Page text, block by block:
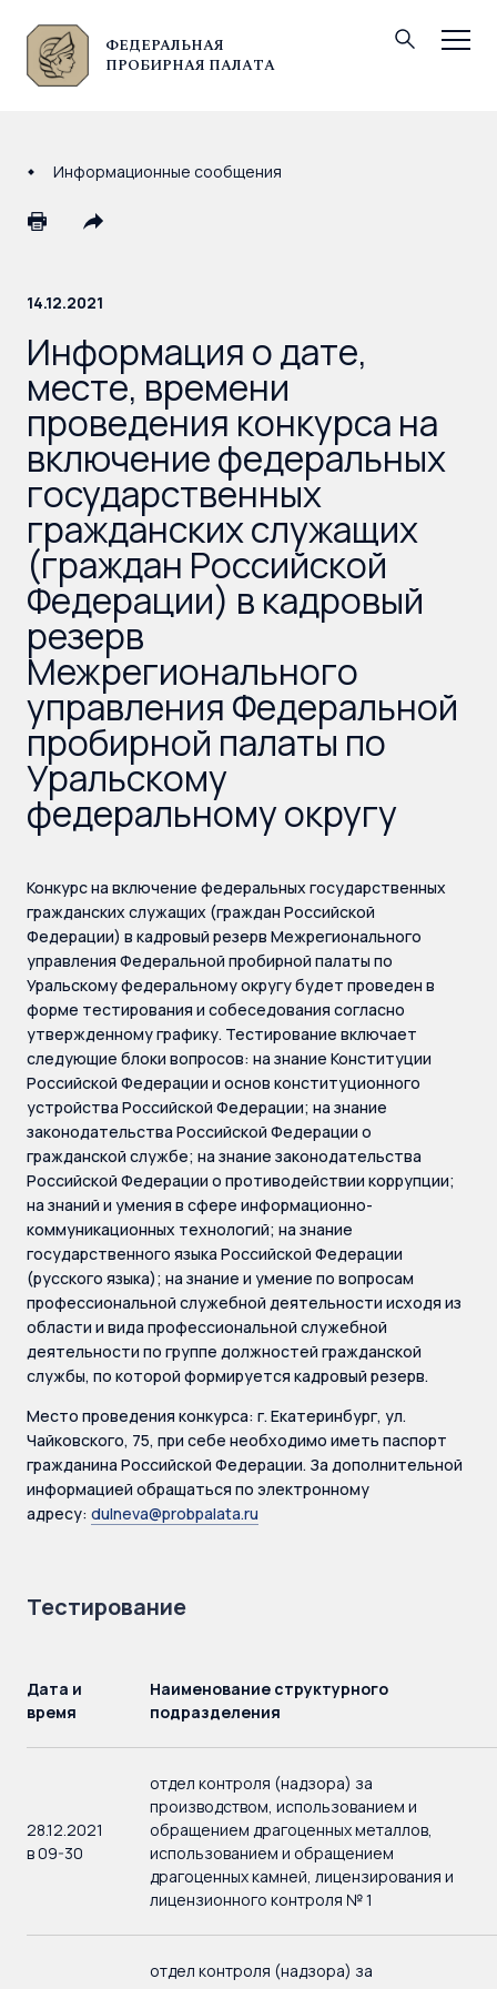
ФЕДЕРАЛЬНАЯ
ПРОБИРНАЯ ПАЛАТА
© Федеральная пробирная палата, 2026
Информационные сообщения
14.12.2021
Информация о дате,
месте, времени
проведения конкурса на
включение федеральных
государственных
гражданских служащих
(граждан Российской
Федерации) в кадровый
резерв
Межрегионального
управления Федеральной
пробирной палаты по
Уральскому
федеральному округу
Конкурс на включение федеральных государственных
гражданских служащих (граждан Российской
Федерации) в кадровый резерв Межрегионального
управления Федеральной пробирной палаты по
Уральскому федеральному округу будет проведен в
форме тестирования и собеседования согласно
утвержденному графику. Тестирование включает
следующие блоки вопросов: на знание Конституции
Российской Федерации и основ конституционного
устройства Российской Федерации; на знание
законодательства Российской Федерации о
гражданской службе; на знание законодательства
Российской Федерации о противодействии коррупции;
на знаний и умения в сфере информационно-
коммуникационных технологий; на знание
государственного языка Российской Федерации
(русского языка); на знание и умение по вопросам
профессиональной служебной деятельности исходя из
области и вида профессиональной служебной
деятельности по группе должностей гражданской
службы, по которой формируется кадровый резерв.
Место проведения конкурса: г. Екатеринбург, ул.
Чайковского, 75, при себе необходимо иметь паспорт
гражданина Российской Федерации. За дополнительной
информацией обращаться по электронному
адресу: dulneva@probpalata.ru
Тестирование
Дата и
время
Наименование структурного
подразделения
28.12.2021
в 09-30
отдел контроля (надзора) за
производством, использованием и
обращением драгоценных металлов,
использованием и обращением
драгоценных камней, лицензирования и
лицензионного контроля № 1
отдел контроля (надзора) за